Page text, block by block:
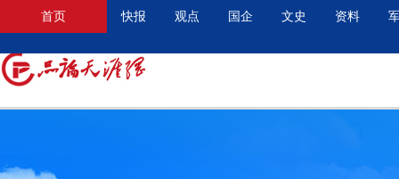
首页 快报 观点 国企 文史 资料